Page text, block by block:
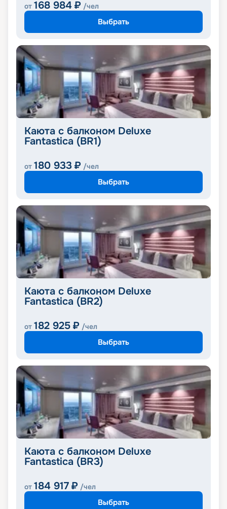
от 168 984 ₽ /чел
Выбрать
Каюта с балконом Deluxe
Fantastica (BR1)
от 180 933 ₽ /чел
Выбрать
Каюта с балконом Deluxe
Fantastica (BR2)
от 182 925 ₽ /чел
Выбрать
Каюта с балконом Deluxe
Fantastica (BR3)
от 184 917 ₽ /чел
Выбрать